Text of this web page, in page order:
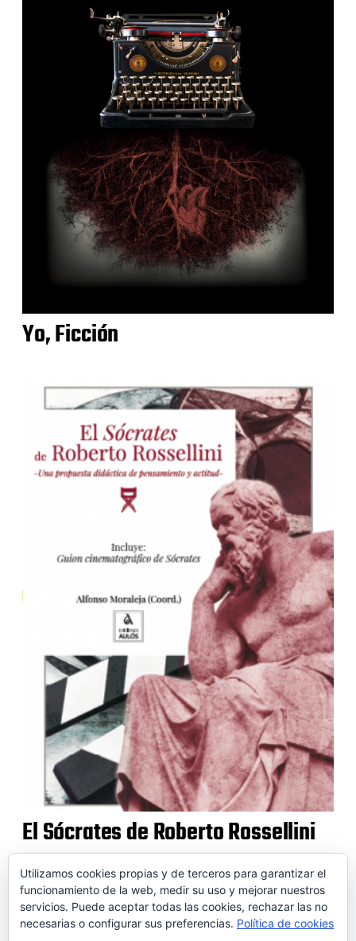
Yo, Ficción
El Sócrates de Roberto Rossellini
© 2026 SOIDEM
Utilizamos cookies propias y de terceros para garantizar el
funcionamiento de la web, medir su uso y mejorar nuestros
servicios. Puede aceptar todas las cookies, rechazar las no
necesarias o configurar sus preferencias. Política de cookies